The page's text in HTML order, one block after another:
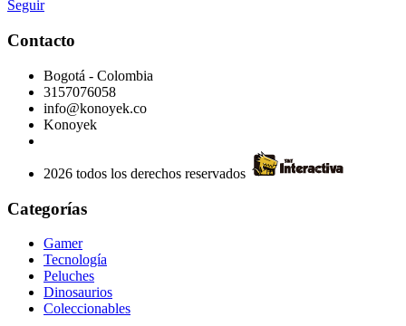
Seguir
Contacto
Bogotá - Colombia
3157076058
info@konoyek.co
Konoyek
2026 todos los derechos reservados
Categorías
Gamer
Tecnología
Peluches
Dinosaurios
Coleccionables